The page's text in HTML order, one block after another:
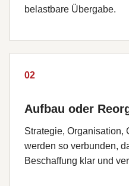
belastbare Übergabe.
02
Aufbau oder
Strategie, Organisation,
werden so verbunden,
Beschaffung klar und